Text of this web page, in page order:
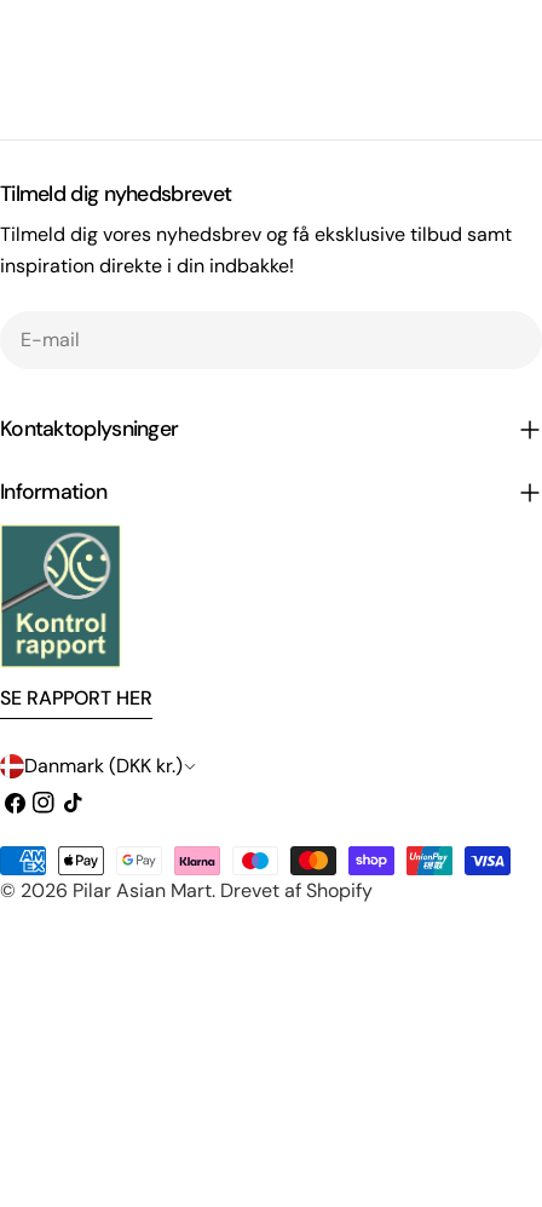
Tilmeld dig nyhedsbrevet
Tilmeld dig vores nyhedsbrev og få eksklusive tilbud samt
inspiration direkte i din indbakke!
Kontaktoplysninger
Information
SE RAPPORT HER
L
a
n
d
Danmark (DKK kr.)
Facebook
Instagram
TikTok
© 2026 Pilar Asian Mart. Drevet af Shopify
Betalingsmetoder